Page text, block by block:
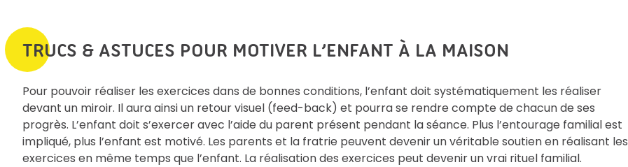
TRUCS & ASTUCES POUR MOTIVER L’ENFANT À LA MAISON
Pour pouvoir réaliser les exercices dans de bonnes conditions, l’enfant doit systématiquement les réaliser
devant un miroir. Il aura ainsi un retour visuel (feed-back) et pourra se rendre compte de chacun de ses
progrès. L’enfant doit s’exercer avec l’aide du parent présent pendant la séance. Plus l’entourage familial est
impliqué, plus l’enfant est motivé. Les parents et la fratrie peuvent devenir un véritable soutien en réalisant les
exercices en même temps que l’enfant. La réalisation des exercices peut devenir un vrai rituel familial.